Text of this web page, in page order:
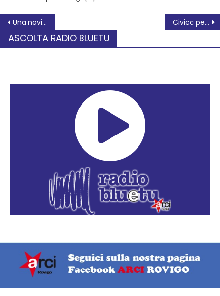
Una novità per ARCI: Costellazioni familiari, le radici in te Civica per Rovigo e l’avanzo di bilancio 2024
ASCOLTA RADIO BLUETU